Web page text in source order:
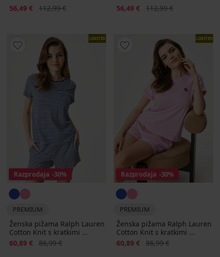
Popust
56,49 € Prvotna cena
112,99 €
Popust
56,49 € Prvotna cena
112,99 €
LIMITED
Razprodaja -30%
PREMIUM
Ženska pižama Ralph Lauren
Cotton Knit s kratkimi ...
Popust
60,89 € Prvotna cena
86,99 €
LIMITED
Razprodaja -30%
PREMIUM
Ženska pižama Ralph Lauren
Cotton Knit s kratkimi ...
Popust
60,89 € Prvotna cena
86,99 €